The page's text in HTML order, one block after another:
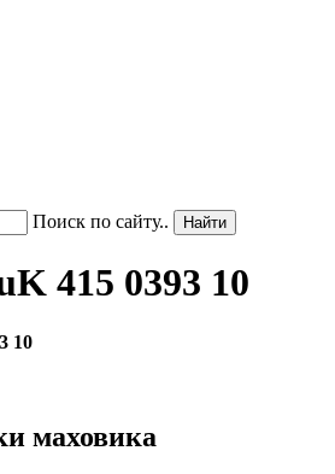
Поиск по сайту..
415 0393 10
10
маховика